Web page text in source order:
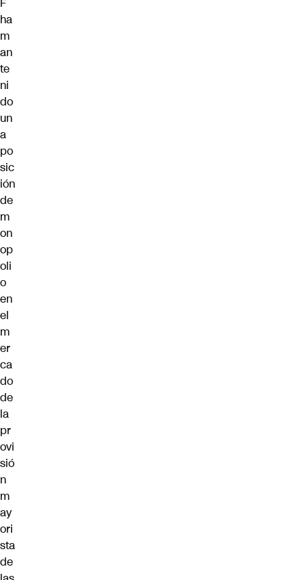
ha
m
an
te
ni
do
un
a
po
sic
ión
de
m
on
op
oli
o
en
el
m
er
ca
do
de
la
pr
ovi
sió
n
m
ay
ori
sta
de